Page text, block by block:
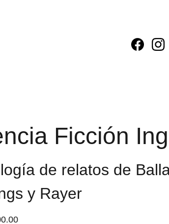
Ficción
de relatos de
y Rayer